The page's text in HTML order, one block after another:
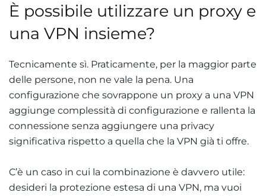
È possibile utilizzare un proxy e
una VPN insieme?
Tecnicamente sì. Praticamente, per la maggior parte
delle persone, non ne vale la pena. Una
configurazione che sovrappone un proxy a una VPN
aggiunge complessità di configurazione e rallenta la
connessione senza aggiungere una privacy
significativa rispetto a quella che la VPN già ti offre.
C’è un caso in cui la combinazione è davvero utile:
desideri la protezione estesa di una VPN, ma vuoi